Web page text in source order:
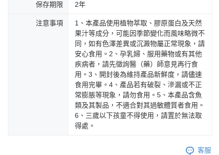
保存期限 2年
注意事項
1、本產品使用植物萃取、膠原蛋白及天然
果汁等成分，可能因季節變化而風味略微不
同，如有色澤差異或沉澱物屬正常現象，請
安心食用。2、孕乳婦、服用藥物或有其他
疾病者，請先徵詢醫（藥）師意見再行食
用。3、開封後為維持產品新鮮度，請儘速
食用完畢。4、產品若有破裂、滲漏或不正
常膨脹等現象，請勿食用。5、本產品含魚
類及其製品，不適合對其過敏體質者食用。
6、三歲以下孩童不得使用，請置於無法取
得處。
客服